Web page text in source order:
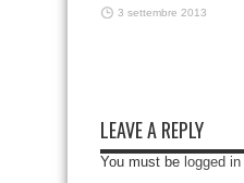
3 settembre 2013
LEAVE A REPLY
You must be logged in